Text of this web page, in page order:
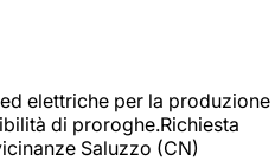
elettriche per la produzione
di proroghe.Richiesta
Saluzzo (CN)